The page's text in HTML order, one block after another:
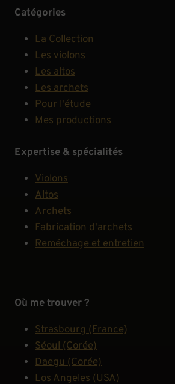
Catégories
La Collection
Les violons
Les altos
Les archets
Pour l'étude
Mes productions
Expertise & spécialités
Violons
Altos
Archets
Fabrication d'archets
Reméchage et entretien
Où me trouver ?
Strasbourg (France)
Séoul (Corée)
Daegu (Corée)
Los Angeles (USA)